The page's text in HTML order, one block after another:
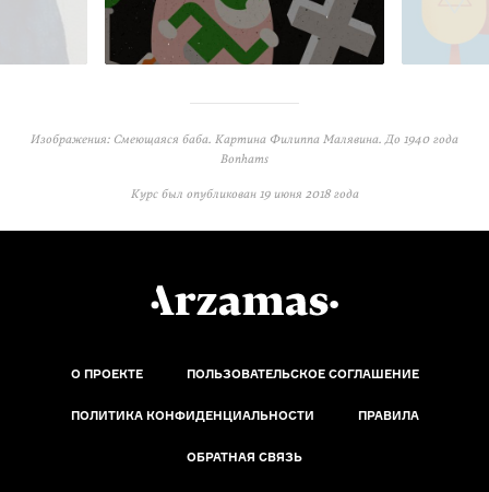
Изображения: Смеющаяся баба. Картина Филиппа Малявина. До 1940 года
Bonhams
Курс был опубликован 19 июня 2018 года
О ПРОЕКТЕ ПОЛЬЗОВАТЕЛЬСКОЕ СОГЛАШЕНИЕ
ПОЛИТИКА КОНФИДЕНЦИАЛЬНОСТИ ПРАВИЛА
ОБРАТНАЯ СВЯЗЬ